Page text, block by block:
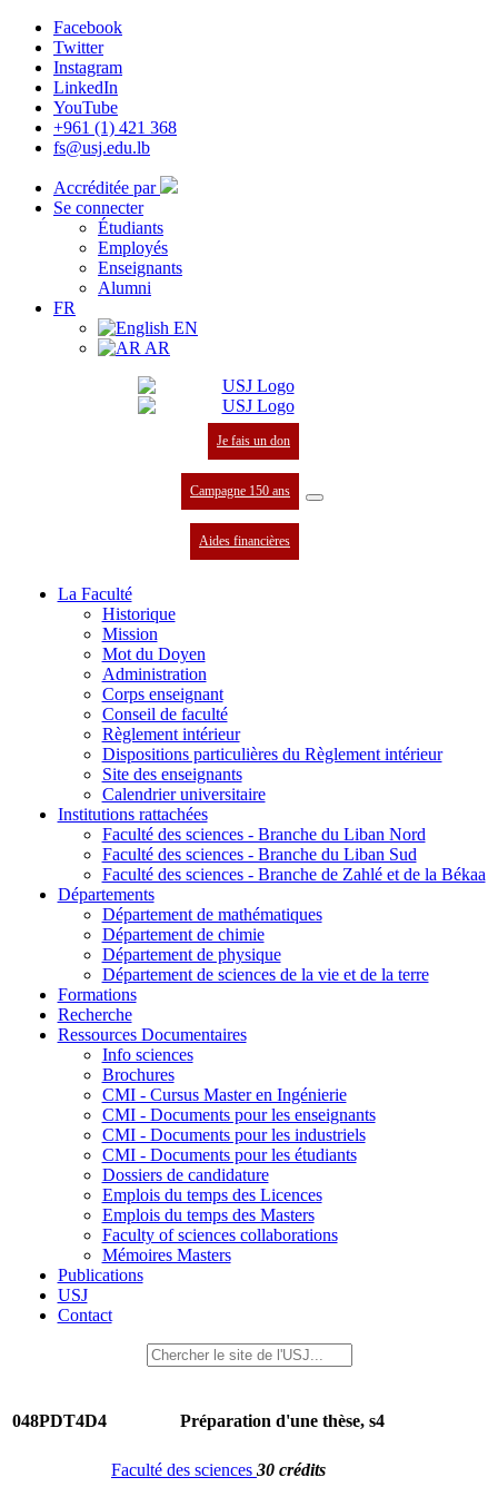
Facebook
Twitter
Instagram
LinkedIn
YouTube
+961 (1) 421 368
fs@usj.edu.lb
Accréditée par
Se connecter
Étudiants
Employés
Enseignants
Alumni
FR
EN
AR
Je fais un don
Campagne 150 ans
Aides financières
La Faculté
Historique
Mission
Mot du Doyen
Administration
Corps enseignant
Conseil de faculté
Règlement intérieur
Dispositions particulières du Règlement intérieur
Site des enseignants
Calendrier universitaire
Institutions rattachées
Faculté des sciences - Branche du Liban Nord
Faculté des sciences - Branche du Liban Sud
Faculté des sciences - Branche de Zahlé et de la Békaa
Départements
Département de mathématiques
Département de chimie
Département de physique
Département de sciences de la vie et de la terre
Formations
Recherche
Ressources Documentaires
Info sciences
Brochures
CMI - Cursus Master en Ingénierie
CMI - Documents pour les enseignants
CMI - Documents pour les industriels
CMI - Documents pour les étudiants
Dossiers de candidature
Emplois du temps des Licences
Emplois du temps des Masters
Faculty of sciences collaborations
Mémoires Masters
Publications
USJ
Contact
048PDT4D4 Préparation d'une thèse, s4
Faculté des sciences 30 crédits